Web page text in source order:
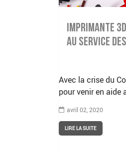
Imprimante
au service
Avec la crise du
pour venir en aide
avril 02, 2020
LIRE LA SUITE